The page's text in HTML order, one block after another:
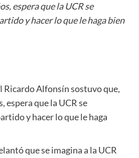
espera que la UCR se
y hacer lo que le haga bien
Ricardo Alfonsín sostuvo que,
espera que la UCR se
y hacer lo que le haga
que se imagina a la UCR